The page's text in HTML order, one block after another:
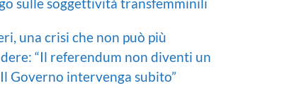
sulle soggettività transfemminili
una crisi che non può più
“Il referendum non diventi un
Governo intervenga subito”